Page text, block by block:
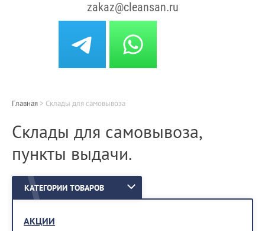
zakaz@cleansan.ru
Главная > Склады для самовывоза
Склады для самовывоза,
пункты выдачи.
КАТЕГОРИИ ТОВАРОВ
АКЦИИ